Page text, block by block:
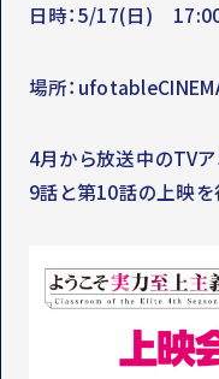
日時：5/17(日)
場所：
4月から放送中のTV
9話と第10話の上映を